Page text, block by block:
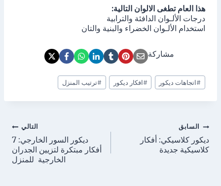
هذا العام تطغى الالوان التالية:
درجات الألـوان الدافئة والترابية
استخدام الألـوان الخضراء والبنية والتان
مشاركة
وسوم
المقال:
#اتجاهات ديكور #افكار ديكور #ترتيب المنزل
تصفّح
المقالات
السابق
ديكور كلاسيكي: أفكار
كلاسيكية جديدة
التالي
ديكور السور الخارجي: 7
أفكار مبتكرة لتزيين الجدران
الخارجية للمنزل